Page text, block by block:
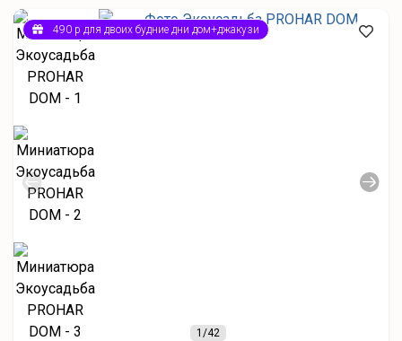
1/42
490 р для двоих будние дни дом+джакузи